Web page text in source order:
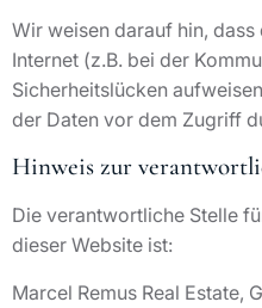
Wir weisen darauf hin,
Internet (z.B. bei der
Sicherheitslücken
der Daten vor dem Zugriff
Hinweis zur
Die verantwortliche Stelle
dieser Website ist:
Marcel Remus Real Estate,